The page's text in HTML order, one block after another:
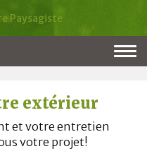
extérieur
et votre entretien
votre projet!